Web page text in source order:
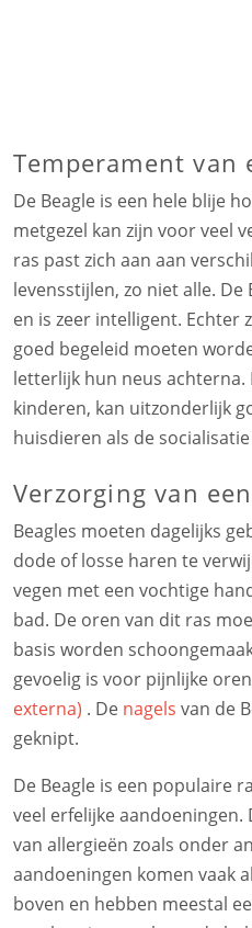
Temperament van
De Beagle is een hele blije
metgezel kan zijn voor veel
ras past zich aan aan
levensstijlen, zo niet alle.
en is zeer intelligent. Echter
goed begeleid moeten
letterlijk hun neus achterna.
kinderen, kan uitzonderlijk
huisdieren als de
Verzorging van
Beagles moeten dagelijks
dode of losse haren te
vegen met een vochtige
bad. De oren van dit ras
basis worden
gevoelig is voor pijnlijke
externa) . De nagels van de
geknipt.
De Beagle is een populaire
veel erfelijke aandoeningen.
van allergieën zoals onder
aandoeningen komen vaak
boven en hebben meestal